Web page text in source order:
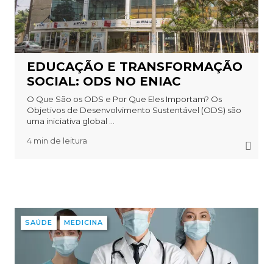
EDUCAÇÃO E TRANSFORMAÇÃO
SOCIAL: ODS NO ENIAC
O Que São os ODS e Por Que Eles Importam? Os
Objetivos de Desenvolvimento Sustentável (ODS) são
uma iniciativa global ...
4 min de leitura
SAÚDE MEDICINA